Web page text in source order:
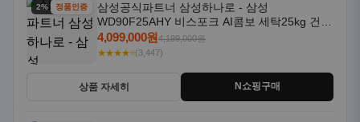
2% 할인정품인증
삼성공식파트너 삼성하나로 - 삼성
WD90F25AHY 비스포크 AI콤보 세탁25kg 건조
18kg 자동문열림 1등급
4,099,000원4,199,000원
★★★★⭐(3,447)
상품 자세히 N쇼핑구매